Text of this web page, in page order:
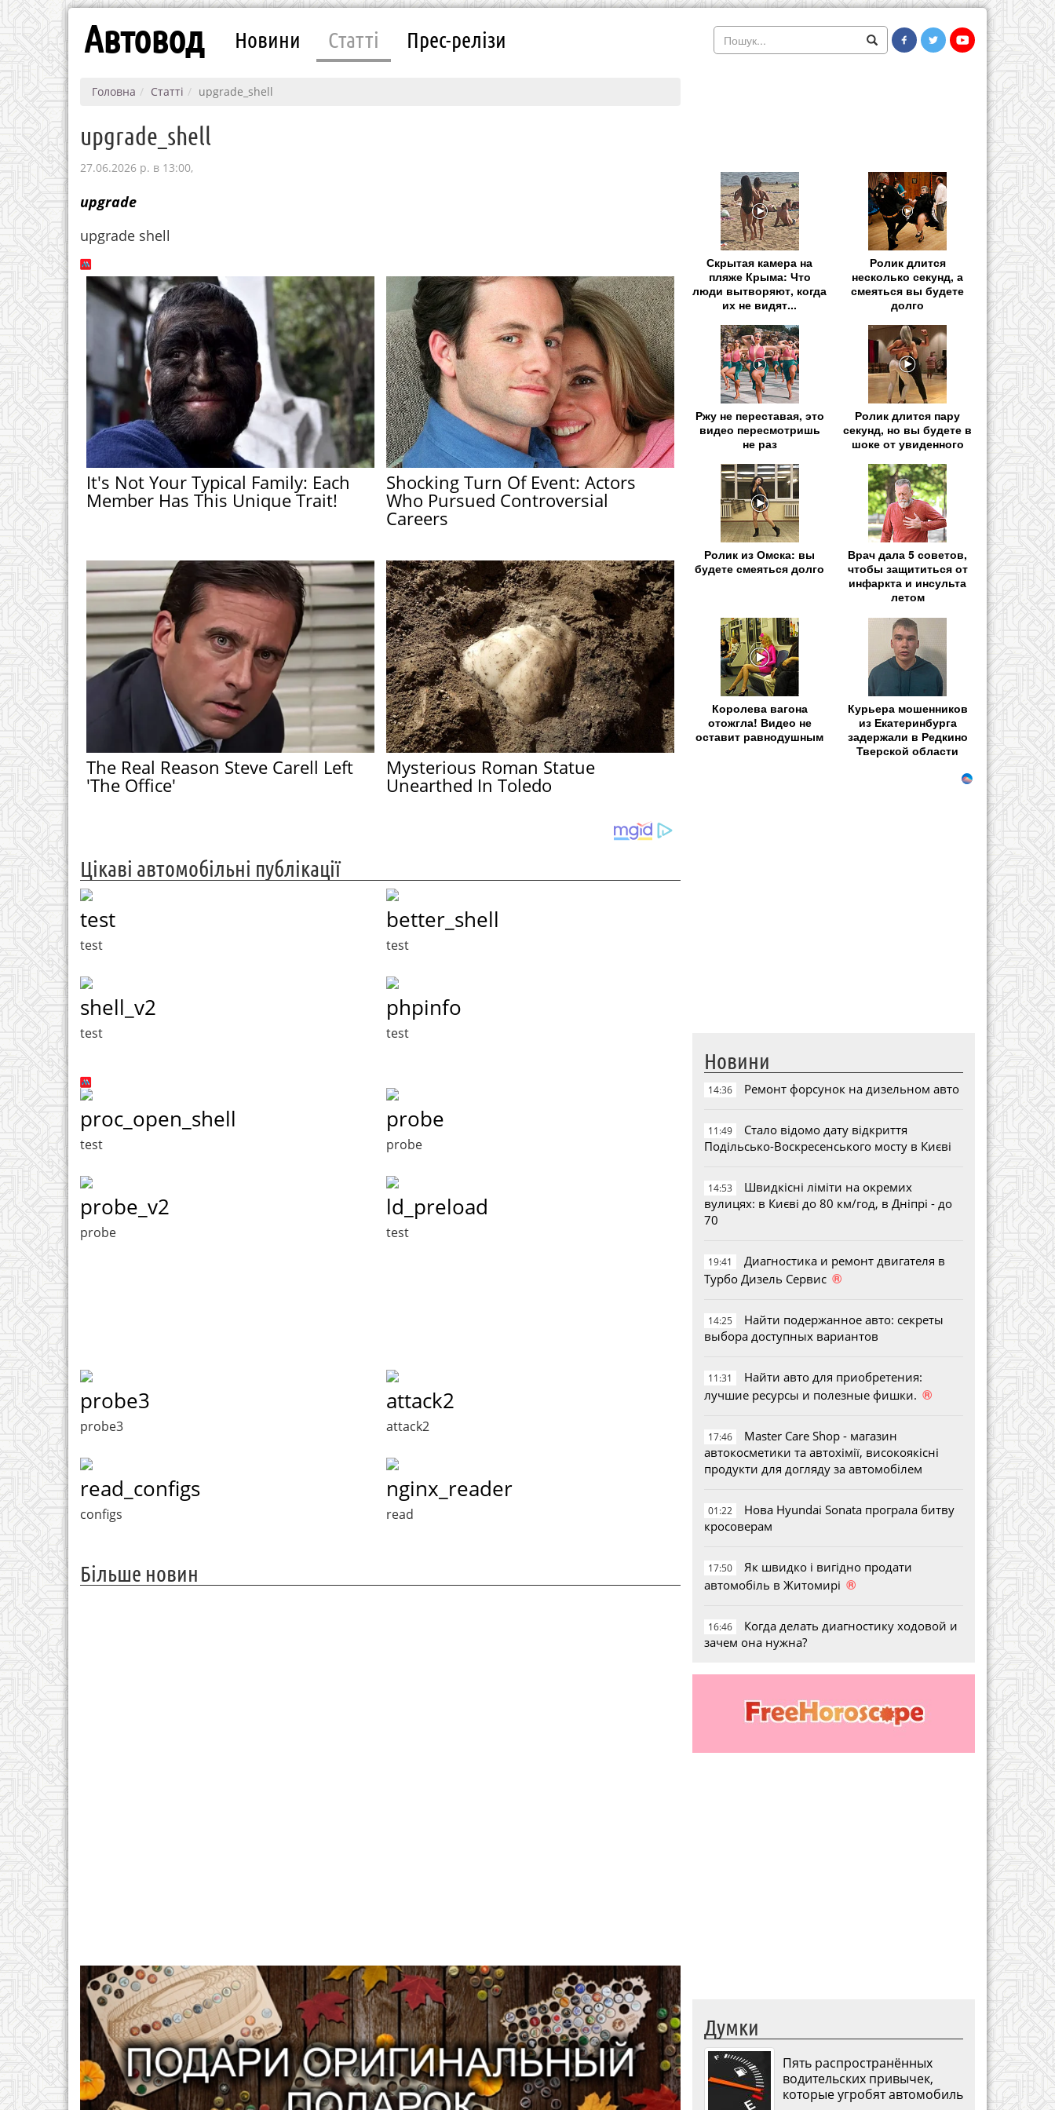
Автовод Новини Статті Прес-релізи
Головна Статті upgrade_shell
upgrade_shell
27.06.2026 р. в 13:00,
upgrade
upgrade shell
It's Not Your Typical Family: Each
Member Has This Unique Trait!
Shocking Turn Of Event: Actors
Who Pursued Controversial
Careers
The Real Reason Steve Carell Left
'The Office'
Mysterious Roman Statue
Unearthed In Toledo
Цікаві автомобільні публікації
test
test
better_shell
test
shell_v2
test
phpinfo
test
proc_open_shell
test
probe
probe
probe_v2
probe
ld_preload
test
probe3
probe3
attack2
attack2
read_configs
configs
nginx_reader
read
Більше новин
Скрытая камера на
пляже Крыма: Что
люди вытворяют, когда
их не видят...
Ролик длится
несколько секунд, а
смеяться вы будете
долго
Ржу не переставая, это
видео пересмотришь
не раз
Ролик длится пару
секунд, но вы будете в
шоке от увиденного
Ролик из Омска: вы
будете смеяться долго
Врач дала 5 советов,
чтобы защититься от
инфаркта и инсульта
летом
Королева вагона
отожгла! Видео не
оставит равнодушным
Курьера мошенников
из Екатеринбурга
задержали в Редкино
Тверской области
Новини
14:36 Ремонт форсунок на дизельном авто
11:49
Стало відомо дату відкриття
Подільсько-Воскресенського мосту в Києві
14:53
Швидкісні ліміти на окремих
вулицях: в Києві до 80 км/год, в Дніпрі - до
70
19:41
Диагностика и ремонт двигателя в
Турбо Дизель Сервис ®
14:25
Найти подержанное авто: секреты
выбора доступных вариантов
11:31
Найти авто для приобретения:
лучшие ресурсы и полезные фишки. ®
17:46
Master Care Shop - магазин
автокосметики та автохімії, високоякісні
продукти для догляду за автомобілем
01:22
Нова Hyundai Sonata програла битву
кросоверам
17:50
Як швидко і вигідно продати
автомобіль в Житомирі ®
16:46
Когда делать диагностику ходовой и
зачем она нужна?
Думки
Пять распространённых
водительских привычек,
которые угробят автомобиль